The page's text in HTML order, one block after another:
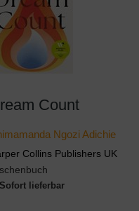
Count
Ngozi Adichie
Collins Publishers UK
Sofort lieferbar